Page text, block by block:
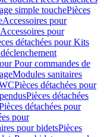
simple touchePièces
Accessoires pour
pour
détachées pour Kits
Pour commandes de
Modules sanitaires
Pièces détachées pour
Pièces détachées
détachées pour
pour
pour bidetsPièces